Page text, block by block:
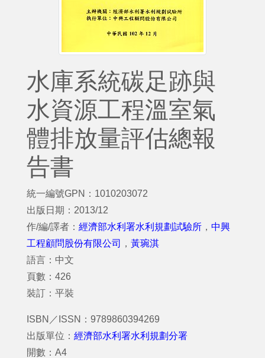
水庫系統碳足跡與
水資源工程溫室氣
體排放量評估總報
告書
統一編號GPN：1010203072
出版日期：2013/12
作/編/譯者： 經濟部水利署水利規劃試驗所 ， 中興
工程顧問股份有限公司
， 黃琬淇
語言：中文
頁數：426
裝訂：平裝
ISBN／ISSN：9789860394269
出版單位： 經濟部水利署水利規劃分署
開數：A4